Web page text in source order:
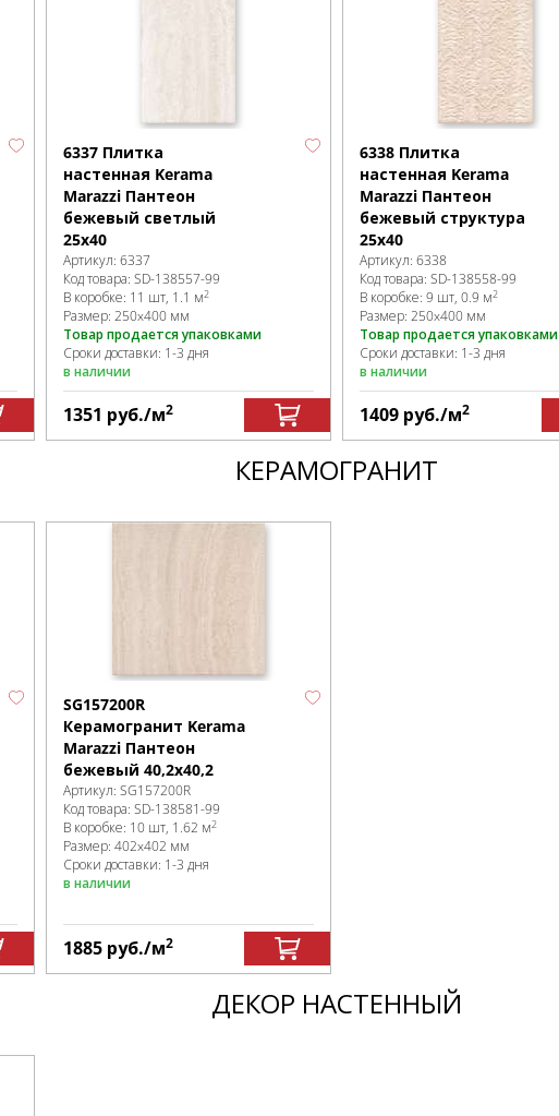
6337 Плитка
настенная Kerama
Marazzi Пантеон
бежевый светлый
25х40
Артикул: 6337
Код товара: SD-138557-99
В коробке: 11 шт, 1.1 м2
Размер: 250x400 мм
Товар продается упаковками
Сроки доставки: 1-3 дня
в наличии
1351 руб./м2
6338 Плитка
настенная Kerama
Marazzi Пантеон
бежевый структура
25х40
Артикул: 6338
Код товара: SD-138558-99
В коробке: 9 шт, 0.9 м2
Размер: 250x400 мм
Товар продается упаковками
Сроки доставки: 1-3 дня
в наличии
1409 руб./м2
КЕРАМОГРАНИТ
SG157200R
Керамогранит Kerama
Marazzi Пантеон
бежевый 40,2х40,2
Артикул: SG157200R
Код товара: SD-138581-99
В коробке: 10 шт, 1.62 м2
Размер: 402x402 мм
Сроки доставки: 1-3 дня
в наличии
1885 руб./м2
ДЕКОР НАСТЕННЫЙ